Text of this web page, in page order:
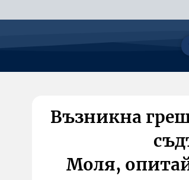
Възникна
Моля,